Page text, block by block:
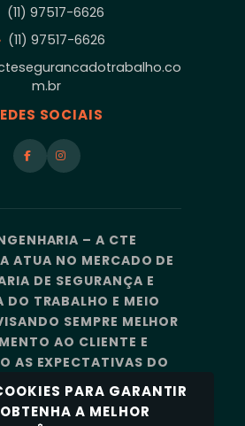
(11) 97517-6626
(11) 97517-6626
m.br
SOCIAIS
– A CTE
ATUA NO MERCADO DE
DE SEGURANÇA E
DO TRABALHO E MEIO
SEMPRE MELHOR
AO CLIENTE E
AS EXPECTATIVAS DO
A CTE ENGENHARIA
UMA EQUIPE DE
PARA GARANTIR
A MELHOR